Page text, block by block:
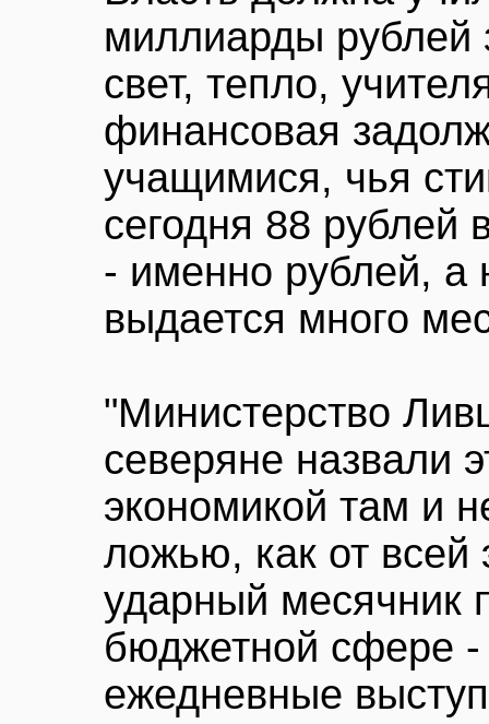
миллиарды рублей
свет, тепло,
финансовая
учащимися, чья
сегодня 88 рублей
- именно рублей, а
выдается много
"Министерство
северяне назвали
экономикой там и
ложью, как от всей
ударный месячник
бюджетной сфере
ежедневные